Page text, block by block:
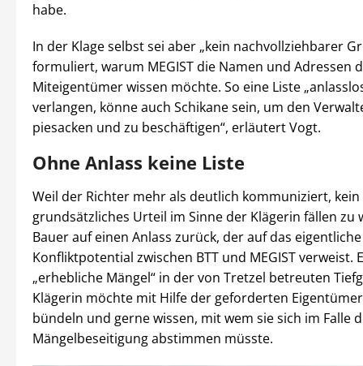
habe.
In der Klage selbst sei aber „kein nachvollziehbarer
formuliert, warum MEGIST die Namen und Adressen
Miteigentümer wissen möchte. So eine Liste
verlangen, könne auch Schikane sein, um den
piesacken und zu beschäftigen“, erläutert Vogt.
Ohne Anlass keine Liste
Weil der Richter mehr als deutlich kommuniziert, kein
grundsätzliches Urteil im Sinne der Klägerin fällen zu
Bauer auf einen Anlass zurück, der auf das eigentliche
Konfliktpotential zwischen BTT und MEGIST verweist.
„erhebliche Mängel“ in der von Tretzel betreuten
Klägerin möchte mit Hilfe der geforderten
bündeln und gerne wissen, mit wem sie sich im Falle
Mängelbeseitigung abstimmen müsste.